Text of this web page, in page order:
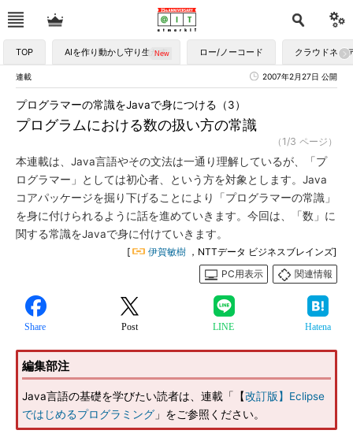
TOP AIを作り動かし守り生かす ロー/ノーコード クラウドネイ
連載 2007年2月27日 公開
プログラムにおける数の扱い方の常識
プログラマーの常識をJavaで身につける（3）
（1/3 ページ）
本連載は、Java言語やその文法は一通り理解しているが、「プ
ログラマー」としては初心者、という方を対象とします。Java
コアパッケージを掘り下げることにより「プログラマーの常識」
を身に付けられるように話を進めていきます。今回は、「数」に
関する常識をJavaで身に付けていきます。
[ 伊賀敏樹 ，NTTデータ ビジネスブレインズ]
PC用表示
関連情報
Share Post LINE Hatena
編集部注
Java言語の基礎を学びたい読者は、連載「【改訂版】Eclipse
ではじめるプログラミング 」をご参照ください。